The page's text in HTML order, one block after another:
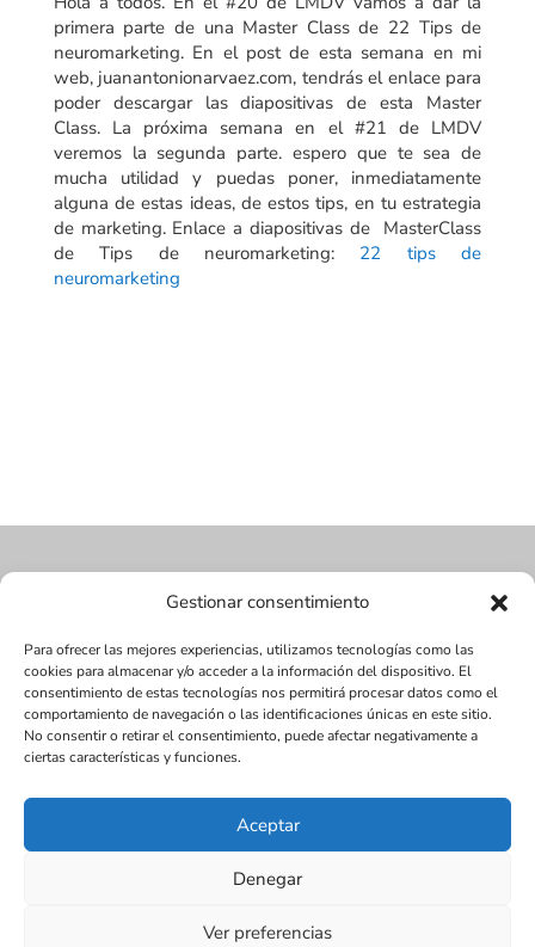
Gestionar consentimiento
Para ofrecer las mejores experiencias, utilizamos tecnologías como las
cookies para almacenar y/o acceder a la información del dispositivo. El
consentimiento de estas tecnologías nos permitirá procesar datos como el
comportamiento de navegación o las identificaciones únicas en este sitio.
No consentir o retirar el consentimiento, puede afectar negativamente a
ciertas características y funciones.
Aceptar
Denegar
Ver preferencias
primera parte de una Master Class de 22 Tips de
neuromarketing. En el post de esta semana en mi
web, juanantonionarvaez.com, tendrás el enlace para
poder descargar las diapositivas de esta Master
Class. La próxima semana en el #21 de LMDV
veremos la segunda parte. espero que te sea de
mucha utilidad y puedas poner, inmediatamente
alguna de estas ideas, de estos tips, en tu estrategia
de marketing. Enlace a diapositivas de MasterClass
de Tips de neuromarketing: 22 tips de
neuromarketing
Diseñada por Juan Antonio Narváez | LMDV ©
2017
www.seox.es | 656 545 123 |